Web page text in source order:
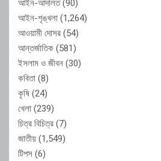
আইন-আদালত(90)
আইন-শৃঙ্খলা (1,264)
আওয়ামী দোসর (54)
আন্তর্জাতিক (581)
ইসলাম ও জীবন (30)
কবিতা (8)
কৃষি (24)
খেলা (239)
চিত্র বিচিত্র (7)
জাতীয় (1,549)
টিপস (6)